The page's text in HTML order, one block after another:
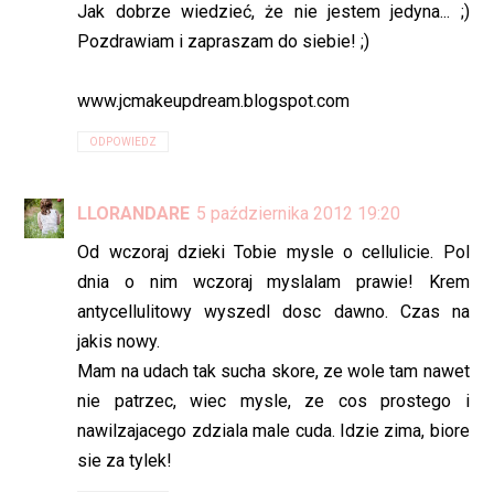
Jak dobrze wiedzieć, że nie jestem jedyna... ;)
Pozdrawiam i zapraszam do siebie! ;)
www.jcmakeupdream.blogspot.com
ODPOWIEDZ
LLORANDARE 5 października 2012 19:20
Od wczoraj dzieki Tobie mysle o cellulicie. Pol
dnia o nim wczoraj myslalam prawie! Krem
antycellulitowy wyszedl dosc dawno. Czas na
jakis nowy.
Mam na udach tak sucha skore, ze wole tam nawet
nie patrzec, wiec mysle, ze cos prostego i
nawilzajacego zdziala male cuda. Idzie zima, biore
sie za tylek!